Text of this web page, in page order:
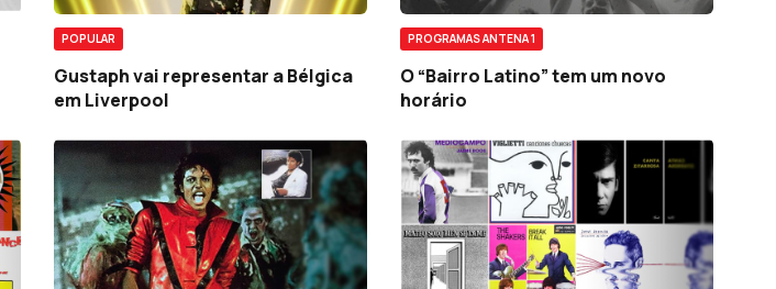
POPULAR
Gustaph vai representar a Bélgica
em Liverpool
PROGRAMAS ANTENA 1
O “Bairro Latino” tem um novo
horário